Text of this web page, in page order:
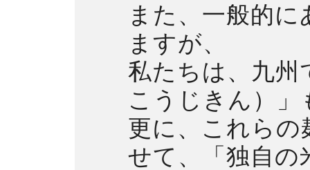
また、一般的
ますが、
私たちは、九州
こうじきん）
更に、これらの
せて、「独自の